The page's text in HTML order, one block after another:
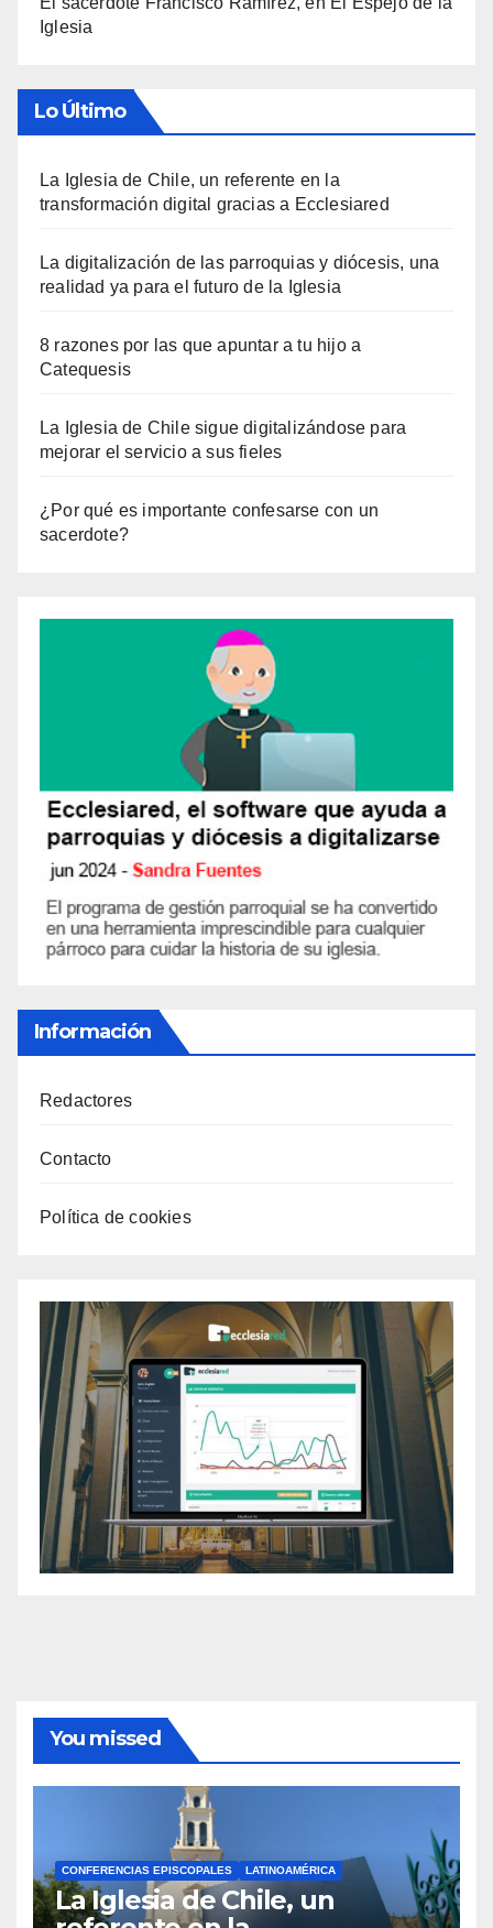
Iglesia
Lo Último
La Iglesia de Chile, un referente en la
transformación digital gracias a Ecclesiared
La digitalización de las parroquias y diócesis, una
realidad ya para el futuro de la Iglesia
8 razones por las que apuntar a tu hijo a
Catequesis
La Iglesia de Chile sigue digitalizándose para
mejorar el servicio a sus fieles
¿Por qué es importante confesarse con un
sacerdote?
Información
Redactores
Contacto
Política de cookies
You missed
CONFERENCIAS EPISCOPALES LATINOAMÉRICA
La Iglesia de Chile, un